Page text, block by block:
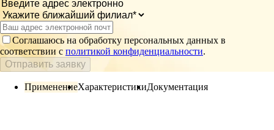
Соглашаюсь на обработку персональных данных в
соответствии с политикой конфиденциальности.
Отправить заявку
ПрименениеХарактеристикиДокументация